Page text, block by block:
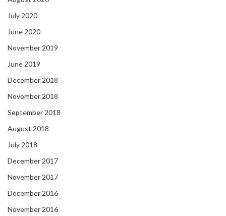
July 2020
June 2020
November 2019
June 2019
December 2018
November 2018
September 2018
August 2018
July 2018
December 2017
November 2017
December 2016
November 2016